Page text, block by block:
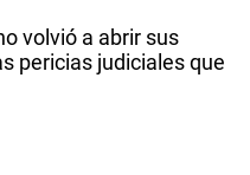
volvió a abrir sus
pericias judiciales que